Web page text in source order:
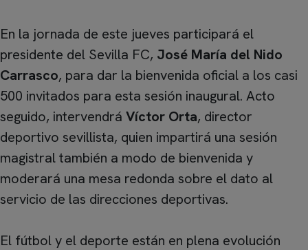
En la jornada de este jueves participará el
presidente del Sevilla FC, José María del Nido
Carrasco, para dar la bienvenida oficial a los casi
500 invitados para esta sesión inaugural. Acto
seguido, intervendrá Víctor Orta, director
deportivo sevillista, quien impartirá una sesión
magistral también a modo de bienvenida y
moderará una mesa redonda sobre el dato al
servicio de las direcciones deportivas.
El fútbol y el deporte están en plena evolución